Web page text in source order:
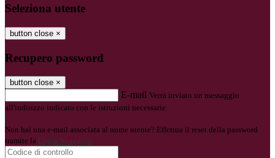
Seleziona utente
button close ×
Recupero password
button close ×
E-mail Verrà inviato un messaggio
all'indirizzo indicato con le istruzioni necessarie.
Non hai una e-mail associata al nome utente? Effettua il reset della password
tramite la Login Spaggiari